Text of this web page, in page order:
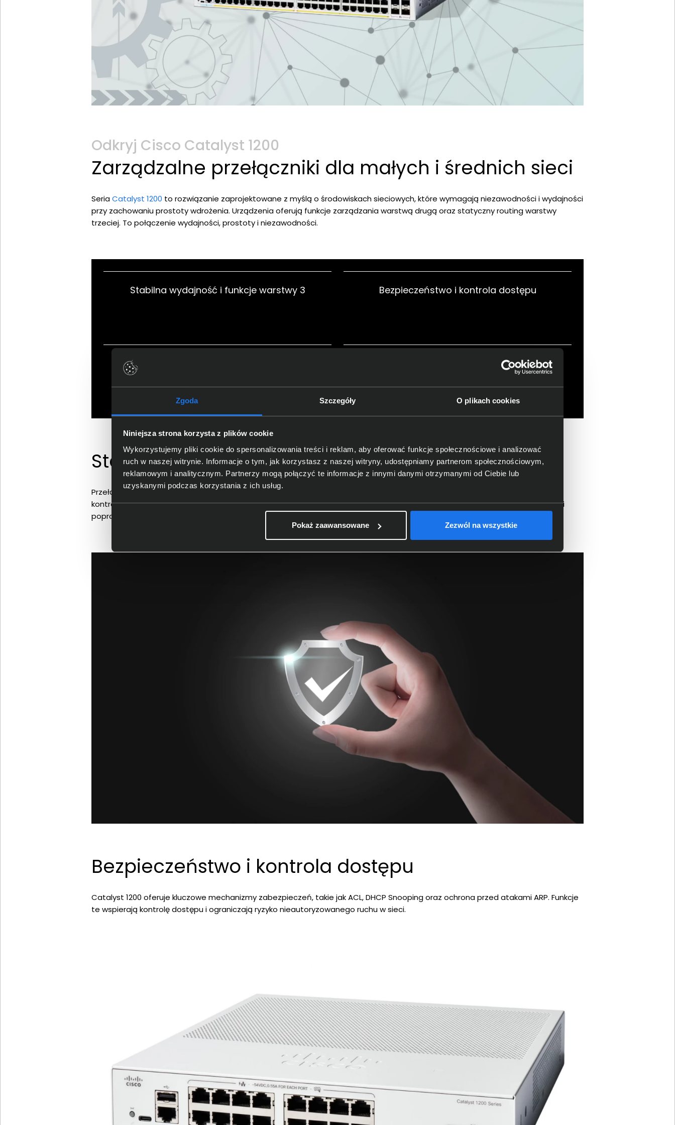
Zgoda Szczegóły O plikach cookies
Niniejsza strona korzysta z plików cookie
Wykorzystujemy pliki cookie do spersonalizowania treści i reklam, aby oferować funkcje społecznościowe i analizować
ruch w naszej witrynie. Informacje o tym, jak korzystasz z naszej witryny, udostępniamy partnerom społecznościowym,
reklamowym i analitycznym. Partnerzy mogą połączyć te informacje z innymi danymi otrzymanymi od Ciebie lub
uzyskanymi podczas korzystania z ich usług.
Pokaż zaawansowane Zezwól na wszystkie
Odkryj Cisco Catalyst 1200
Zarządzalne przełączniki dla małych i średnich sieci
SeriaCatalyst 1200 to rozwiązanie zaprojektowane z myślą o środowiskach sieciowych, które wymagają niezawodności i wydajności
przy zachowaniu prostoty wdrożenia. Urządzenia oferują funkcje zarządzania warstwą drugą oraz statyczny routing warstwy
trzeciej. To połączenie wydajności, prostoty i niezawodności.
Stabilna wydajność i funkcje warstwy 3 Bezpieczeństwo i kontrola dostępu
Zastosowanie w środowiskach
Stabilna wydajność i funkcje warstwy 3
Przełączniki obsługują statyczny routing, co pozwala na ręczne ustalanie tras przesyłania danych w sieci, zapewniając wysoką
kontrolę przy zachowaniu prostoty konfiguracji. Funkcje takie jak VLAN, QoS, IGMP Snooping i STP wspierają zarządzanie ruchem i
poprawiają jego efektywność. Urządzenia dostępne są w wersjach z portami uplink 1Gb lub 10Gb.
Bezpieczeństwo i kontrola dostępu
Catalyst 1200 oferuje kluczowe mechanizmy zabezpieczeń, takie jak ACL, DHCP Snooping oraz ochrona przed atakami ARP. Funkcje
te wspierają kontrolę dostępu i ograniczają ryzyko nieautoryzowanego ruchu w sieci.